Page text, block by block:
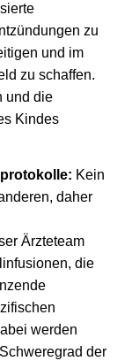
zu
und im
zu schaffen.
und die
Kindes
Kein
daher
Ärzteteam
die
werden
der